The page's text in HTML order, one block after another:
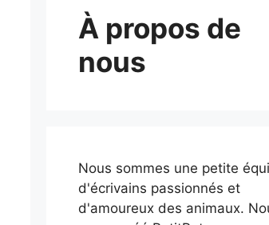
À propos de
nous
Nous sommes une petite
d'écrivains passionnés et
d'amoureux des animaux.